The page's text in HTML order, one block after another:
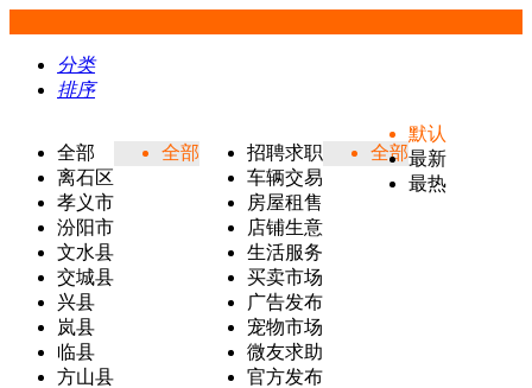
分类
排序
全部
离石区
孝义市
汾阳市
文水县
交城县
兴县
岚县
临县
方山县
全部
招聘求职
车辆交易
房屋租售
店铺生意
生活服务
买卖市场
广告发布
宠物市场
微友求助
官方发布
全部
默认
最新
最热